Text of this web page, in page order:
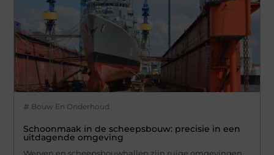
Bouw En Onderhoud
Schoonmaak in de scheepsbouw: precisie in een
uitdagende omgeving